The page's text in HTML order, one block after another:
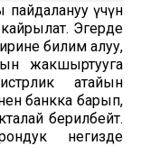
үчүн
Эгерде
билим алуу,
жакшыртууга
атайын
банкка барып,
берилбейт.
негизде